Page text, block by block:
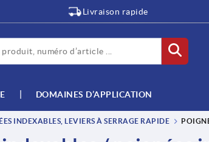
Livraison rapide
DOMAINES D’APPLICATION
INDEXABLES, LEVIERS À SERRAGE RAPIDE